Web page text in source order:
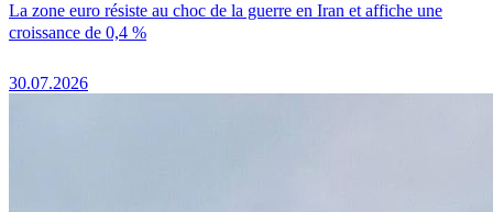
La zone euro résiste au choc de la guerre en Iran et affiche une
croissance de 0,4 %
30.07.2026